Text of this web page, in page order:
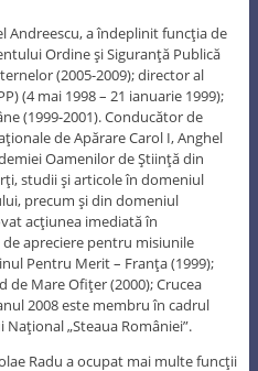
Andreescu, a îndeplinit funcţia de
Ordine şi Siguranţă Publică
(2005-2009); director al
(4 mai 1998 – 21 ianuarie 1999);
(1999-2001). Conducător de
de Apărare Carol I, Anghel
Oamenilor de Ştiinţă din
studii şi articole în domeniul
precum şi din domeniul
acţiunea imediată în
apreciere pentru misiunile
Pentru Merit – Franţa (1999);
de Mare Ofiţer (2000); Crucea
2008 este membru în cadrul
„Steaua României”.
Radu a ocupat mai multe funcţii